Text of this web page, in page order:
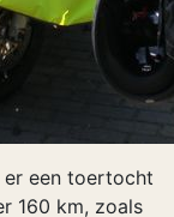
een toertocht
160 km, zoals